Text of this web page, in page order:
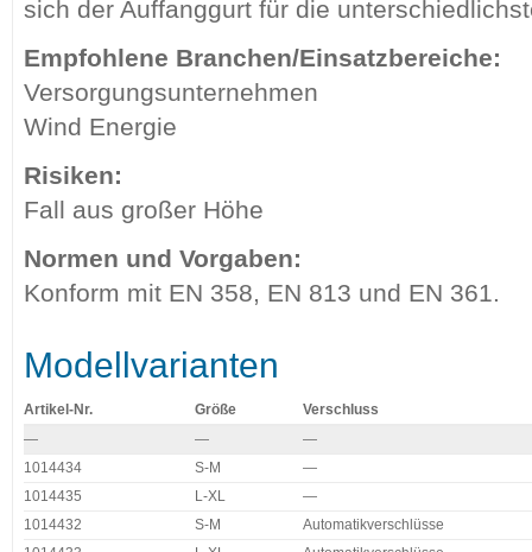
sich der Auffanggurt für die
Empfohlene Branchen/Einsatzbereiche:
Versorgungsunternehmen
Wind Energie
Risiken:
Fall aus großer Höhe
Normen und Vorgaben:
Konform mit EN 358, EN 813 und EN 361.
Modellvarianten
Artikel-Nr. Größe
Verschluss
—
—
—
1014434
S-M
—
1014435
L-XL
—
1014432
S-M
Automatikverschlüsse